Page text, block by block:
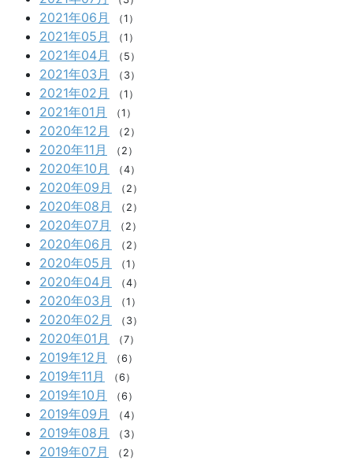
2021年06月 （1）
2021年05月 （1）
2021年04月 （5）
2021年03月 （3）
2021年02月 （1）
2021年01月 （1）
2020年12月 （2）
2020年11月 （2）
2020年10月 （4）
2020年09月 （2）
2020年08月 （2）
2020年07月 （2）
2020年06月 （2）
2020年05月 （1）
2020年04月 （4）
2020年03月 （1）
2020年02月 （3）
2020年01月 （7）
2019年12月 （6）
2019年11月 （6）
2019年10月 （6）
2019年09月 （4）
2019年08月 （3）
2019年07月 （2）